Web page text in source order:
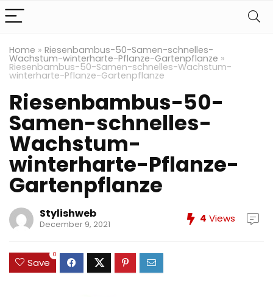
Home » Riesenbambus-50-Samen-schnelles-
Wachstum-winterharte-Pflanze-Gartenpflanze »
Riesenbambus-50-Samen-schnelles-Wachstum-
winterharte-Pflanze-Gartenpflanze
Riesenbambus-50-
Samen-schnelles-
Wachstum-
winterharte-Pflanze-
Gartenpflanze
Stylishweb
December 9, 2021 4 Views
Save
0